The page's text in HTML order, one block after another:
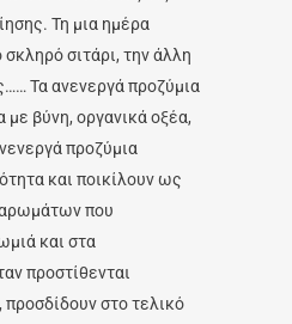
Τη μια ημέρα
σιτάρι, την άλλη
Τα ανενεργά προζύμια
με βύνη, οργανικά οξέα,
προζύμια
και ποικίλουν ως
που
και στα
προστίθενται
στο τελικό